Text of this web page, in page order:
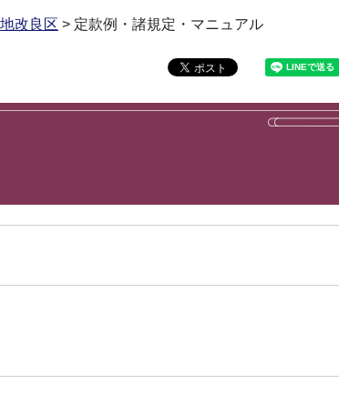
改良区 > 定款例・諸規定・マニュアル